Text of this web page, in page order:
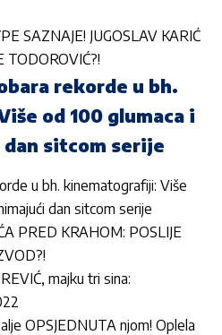
SAZNAJE! JUGOSLAV KARIĆ
TODOROVIĆ?!
rekorde u bh.
od 100 glumaca i
sitcom serije
u bh. kinematografiji: Više
dan sitcom serije
PRED KRAHOM: POSLIJE
majku tri sina:
OPSJEDNUTA njom! Oplela